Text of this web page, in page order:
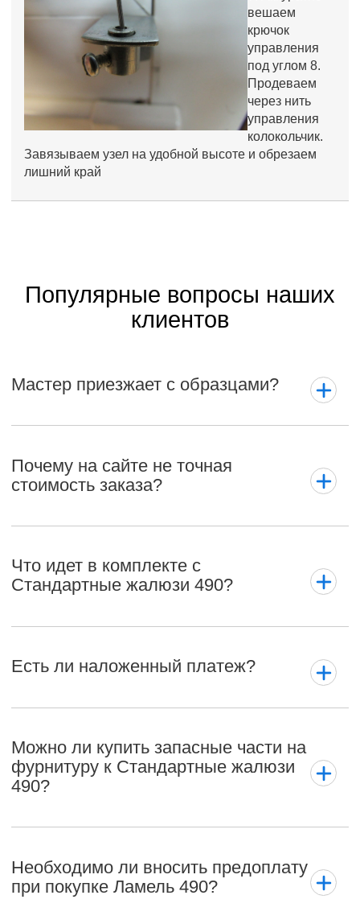
вешаем
крючок
управления
под углом 8.
Продеваем
через нить
управления
колокольчик.
Завязываем узел на удобной высоте и обрезаем
лишний край
Популярные вопросы наших
клиентов
Мастер приезжает с образцами?
Почему на сайте не точная
стоимость заказа?
Что идет в комплекте с
Стандартные жалюзи 490?
Есть ли наложенный платеж?
Можно ли купить запасные части на
фурнитуру к Стандартные жалюзи
490?
Необходимо ли вносить предоплату
при покупке Ламель 490?